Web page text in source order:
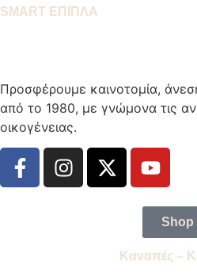
SMART ΕΠΙΠΛΑ
Προσφέρουμε καινοτομία,
από το 1980, με γνώμονα τις
οικογένειας.
Shop
Καναπές –